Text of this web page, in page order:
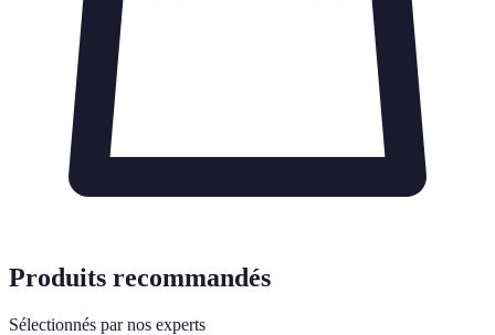
Produits recommandés
Sélectionnés par nos experts